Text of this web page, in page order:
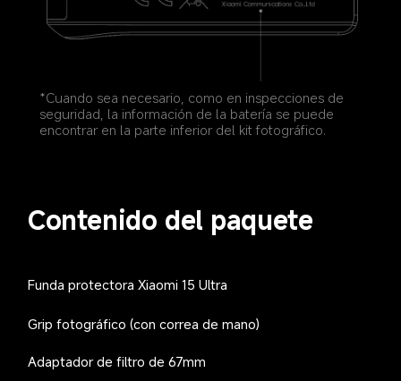
*Cuando sea necesario, como en inspecciones de
seguridad, la información de la batería se puede
encontrar en la parte inferior del kit fotográfico.
Contenido del paquete
Funda protectora Xiaomi 15 Ultra
Grip fotográfico (con correa de mano)
Adaptador de filtro de 67mm